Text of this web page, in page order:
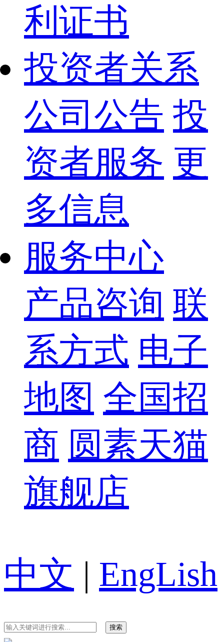
利证书
投资者关系
公司公告 投
资者服务 更
多信息
服务中心
产品咨询 联
系方式 电子
地图 全国招
商 圆素天猫
旗舰店
中文 | EngLish